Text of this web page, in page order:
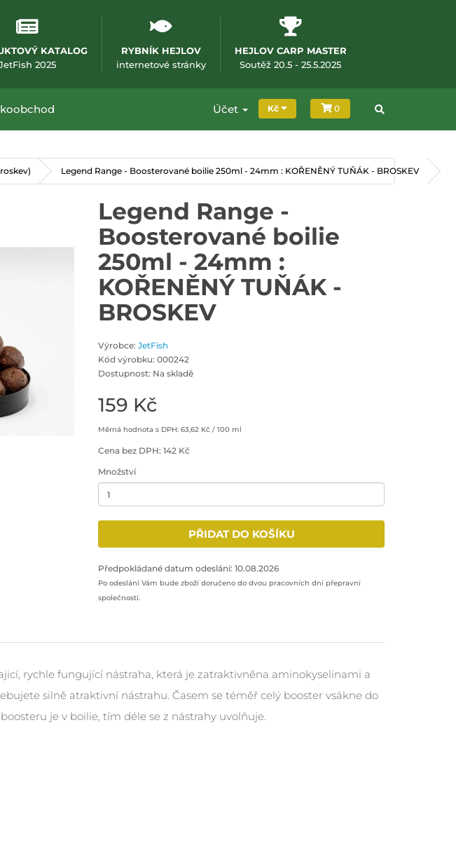
KATALOG
2025(otevře se v novém okně)
RYBNÍK HEJLOV
internetové stránky(otevře se v novém okně)
HEJLOV CARP MASTER
Soutěž 20.5 - 25.5.2025(otevře se v novém
Účet Kč 0
Legend Range - Boosterované boilie 250ml - 24mm : KOŘENĚNÝ TUŇÁK - BROSKEV
Legend Range -
Boosterované boilie
250ml - 24mm :
KOŘENĚNÝ TUŇÁK -
BROSKEV
Výrobce:JetFish
Kód výrobku: 000242
Dostupnost: Na skladě
159 Kč
Měrná hodnota s DPH: 63,62 Kč / 100 ml
Cena bez DPH: 142 Kč
Množství
PŘIDAT DO KOŠÍKU
Předpokládané datum odeslání: 10.08.2026
Po odeslání Vám bude zboží doručeno do dvou pracovních dní přepravní
společností.
rychle fungující nástraha, která je zatraktivněna aminokyselinami a
silně atraktivní nástrahu. Časem se téměř celý booster vsákne do
je v boilie, tím déle se z nástrahy uvolňuje.